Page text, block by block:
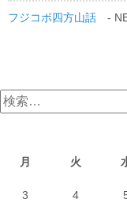
フジコポ四方山話 -
検
索:
月
火
3
4